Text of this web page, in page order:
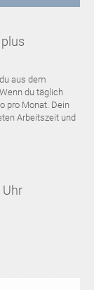
aus dem
du täglich
pro Monat. Dein
Arbeitszeit und
Uhr